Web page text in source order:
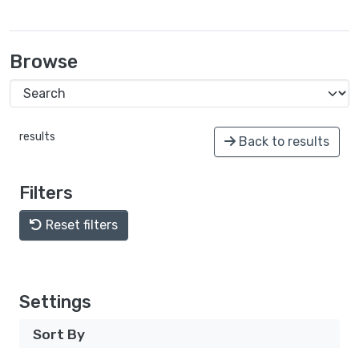
Browse
results Back to results
Filters
Reset filters
Settings
Sort By